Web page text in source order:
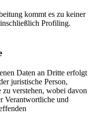
kommt es zu keiner
Profiling.
Daten an Dritte erfolgt
juristische Person,
verstehen, wobei davon
Verantwortliche und